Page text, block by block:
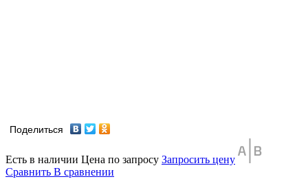
Поделиться
Есть в наличии Цена по запросу Запросить цену
Сравнить В сравнении